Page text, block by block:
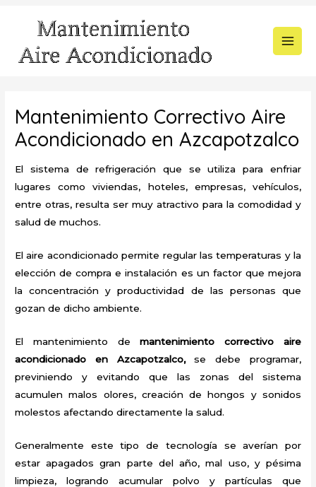
contenido
Mantenimiento Correctivo Aire
Acondicionado en Azcapotzalco
El sistema de refrigeración que se utiliza para enfriar
lugares como viviendas, hoteles, empresas, vehículos,
entre otras, resulta ser muy atractivo para la comodidad y
salud de muchos.
El aire acondicionado permite regular las temperaturas y la
elección de compra e instalación es un factor que mejora
la concentración y productividad de las personas que
gozan de dicho ambiente.
El mantenimiento de mantenimiento correctivo aire
acondicionado en Azcapotzalco,se debe programar,
previniendo y evitando que las zonas del sistema
acumulen malos olores, creación de hongos y sonidos
molestos afectando directamente la salud.
Generalmente este tipo de tecnología se averían por
estar apagados gran parte del año, mal uso, y pésima
limpieza, logrando acumular polvo y partículas que